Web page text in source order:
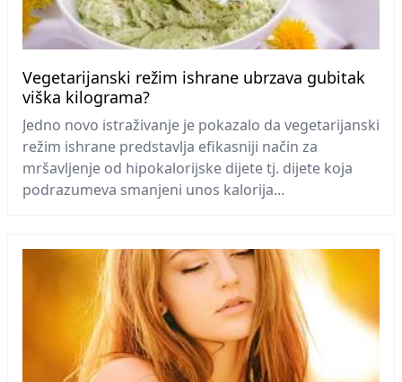
Vegetarijanski režim ishrane ubrzava gubitak
viška kilograma?
Jedno novo istraživanje je pokazalo da vegetarijanski
režim ishrane predstavlja efikasniji način za
mršavljenje od hipokalorijske dijete tj. dijete koja
podrazumeva smanjeni unos kalorija...